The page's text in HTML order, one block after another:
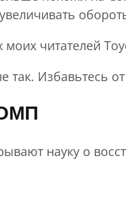
читателей
так. Избавьтесь
науку о